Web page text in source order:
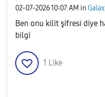
‎02-07-202610:07 AM in
Ben onu kilit şifresi diye
bilgi
1 Like